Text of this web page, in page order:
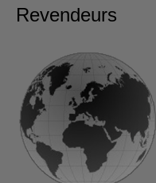
Revendeurs